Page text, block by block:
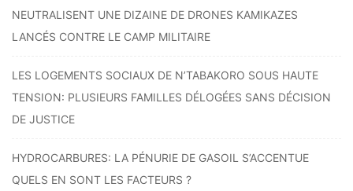
NEUTRALISENT UNE DIZAINE DE DRONES KAMIKAZES
LANCÉS CONTRE LE CAMP MILITAIRE
LES LOGEMENTS SOCIAUX DE N’TABAKORO SOUS HAUTE
TENSION: PLUSIEURS FAMILLES DÉLOGÉES SANS DÉCISION
DE JUSTICE
HYDROCARBURES: LA PÉNURIE DE GASOIL S’ACCENTUE
QUELS EN SONT LES FACTEURS ?